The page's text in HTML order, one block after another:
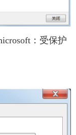
：受保护